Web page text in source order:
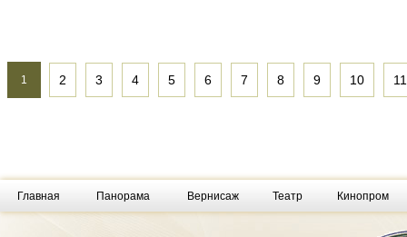
1 2 3 4 5 6 7 8 9 10 11
Главная Панорама Вернисаж Театр Кинопром